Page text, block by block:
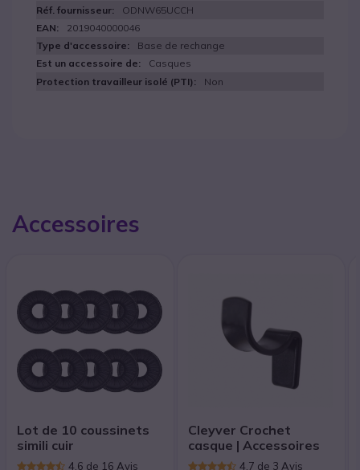
ODNW65UCCH
2019040000046
Base de rechange
Casques
Non
Accessoires
Lot de 10 coussinets
simili cuir
4.6 de 16 Avis
Cleyver Crochet
casque | Accessoires
4.7 de 3 Avis